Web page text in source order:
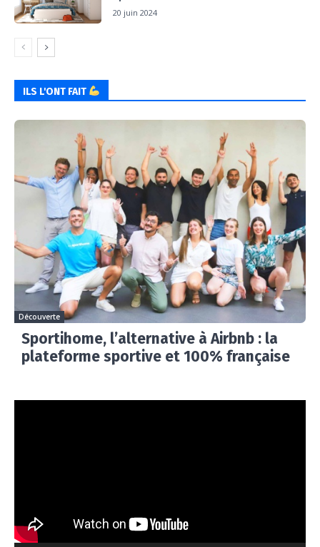
20 juin 2024
ILS L'ONT FAIT
Découverte
Sportihome, l’alternative à Airbnb : la
plateforme sportive et 100% française